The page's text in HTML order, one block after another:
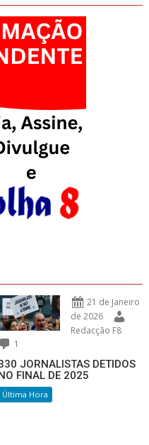
21 de Janeiro
de 2026
Redacção F8
1
JORNALISTAS DETIDOS
FINAL DE 2025
Última Hora